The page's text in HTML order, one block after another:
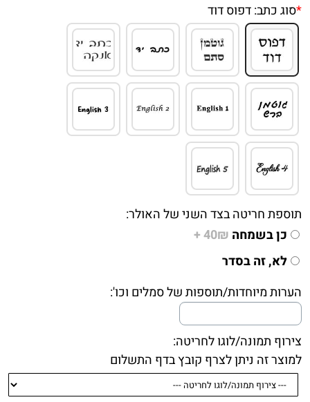
*סוג כתב:דפוס דוד
תוספת חריטה בצד השני של האולר:
כן בשמחה 40₪ +
לא, זה בסדר
הערות מיוחדות/תוספות של סמלים וכו':
צירוף תמונה/לוגו לחריטה:
למוצר זה ניתן לצרף קובץ בדף התשלום